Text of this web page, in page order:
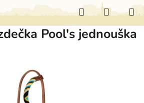
Hledat
KOŠÍK
Pool's jednouška